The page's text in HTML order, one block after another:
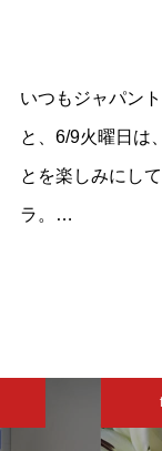
いつもジャパン
と、6/9火曜日は
とを楽しみにし
ラ。…